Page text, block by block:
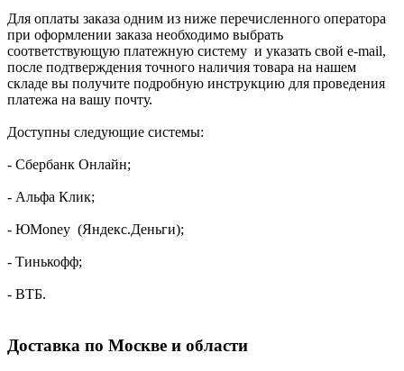
Для оплаты заказа одним из ниже перечисленного оператора
при оформлении заказа необходимо выбрать
соответствующую платежную систему и указать свой e-mail,
после подтверждения точного наличия товара на нашем
складе вы получите подробную инструкцию для проведения
платежа на вашу почту.
Доступны следующие системы:
- Сбербанк Онлайн;
- Альфа Клик;
- ЮMoney (Яндекс.Деньги);
- Тинькофф;
- ВТБ.
Доставка по Москве и области